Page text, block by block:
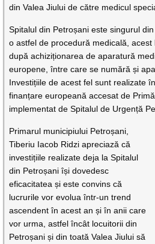
din Valea Jiului de către medicul
Spitalul din Petroșani este singurul
o astfel de procedură medicală, acest
după achiziționarea de aparatură
europene, între care se numără și
Investițiile de acest fel sunt realizate
finanțare europeană accesat de
implementat de Spitalul de Urgență
Primarul municipiului Petroșani,
Tiberiu Iacob Ridzi apreciază că
investițiile realizate deja la Spitalul
din Petroșani își dovedesc
eficacitatea și este convins că
lucrurile vor evolua într-un trend
ascendent în acest an și în anii care
vor urma, astfel încât locuitorii din
Petroșani și din toată Valea Jiului să